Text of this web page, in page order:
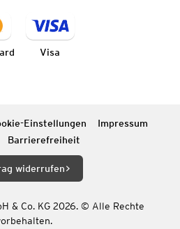
Visa
Einstellungen
Impressum
Barrierefreiheit
widerrufen
& Co. KG 2026. © Alle Rechte